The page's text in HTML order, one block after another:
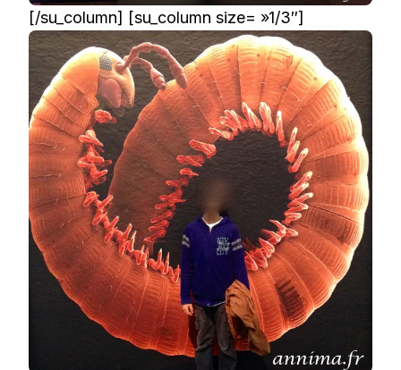
[/su_column] [su_column size= »1/3″]